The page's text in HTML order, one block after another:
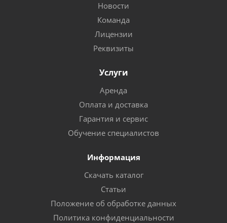
Новости
Команда
Лицензии
Реквизиты
Услуги
Аренда
Оплата и доставка
Гарантия и сервис
Обучение специалистов
Информация
Скачать каталог
Статьи
Положение об обработке данных
Политика конфиденциальности